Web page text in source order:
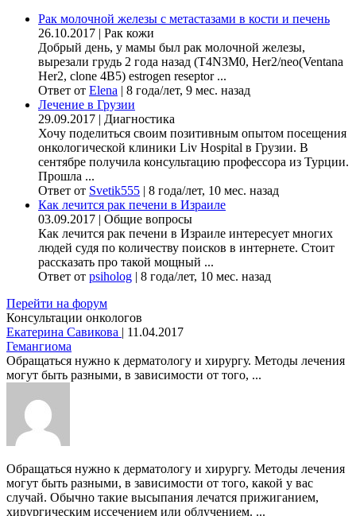
Рак молочной железы с метастазами в кости и печень
26.10.2017 | Рак кожи
Добрый день, у мамы был рак молочной железы,
вырезали грудь 2 года назад (Т4N3M0, Her2/neo(Ventana
Her2, clone 4B5) estrogen reseptor ...
Ответ от Elena | 8 года/лет, 9 мес. назад
Лечение в Грузии
29.09.2017 | Диагностика
Хочу поделиться своим позитивным опытом посещения
онкологической клиники Liv Hospital в Грузии. В
сентябре получила консультацию профессора из Турции.
Прошла ...
Ответ от Svetik555 | 8 года/лет, 10 мес. назад
Как лечится рак печени в Израиле
03.09.2017 | Общие вопросы
Как лечится рак печени в Израиле интересует многих
людей судя по количеству поисков в интернете. Стоит
рассказать про такой мощный ...
Ответ от psiholog | 8 года/лет, 10 мес. назад
Перейти на форум
Консультации онкологов
Екатерина Савикова | 11.04.2017
Гемангиома
Обращаться нужно к дерматологу и хирургу. Методы лечения
могут быть разными, в зависимости от того, ...
Обращаться нужно к дерматологу и хирургу. Методы лечения
могут быть разными, в зависимости от того, какой у вас
случай. Обычно такие высыпания лечатся прижиганием,
хирургическим иссечением или облучением. ...